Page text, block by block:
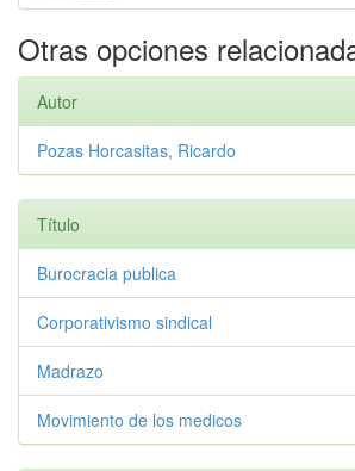
Otras opciones
Autor
Pozas Horcasitas, Ricardo
Título
Burocracia publica
Corporativismo sindical
Madrazo
Movimiento de los medicos